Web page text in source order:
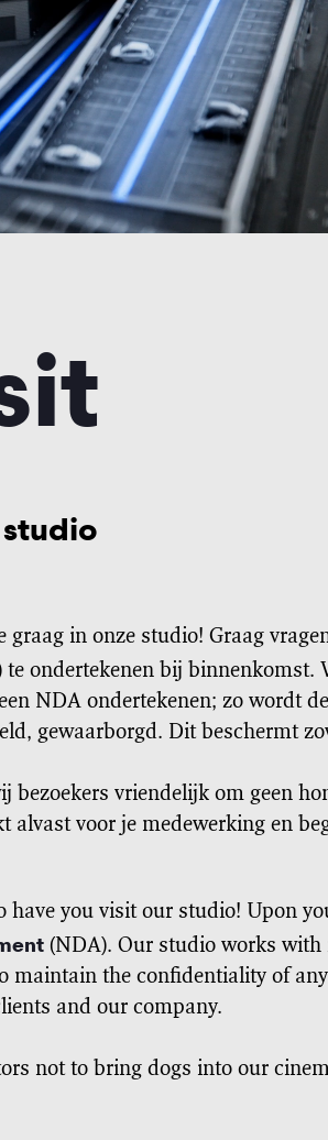
graag in onze studio! Graag
te ondertekenen bij binnenkomst.
NDA ondertekenen; zo wordt
gewaarborgd. Dit beschermt
bezoekers vriendelijk om geen
alvast voor je medewerking en
have you visit our studio! Upon
(NDA). Our studio works
maintain the confidentiality of
and our company.
not to bring dogs into our